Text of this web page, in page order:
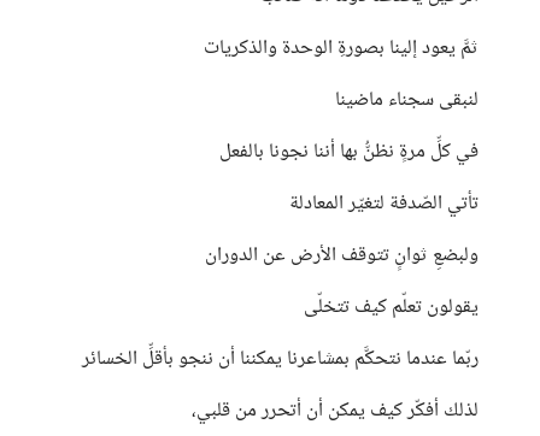
ثمَّ يعود إلينا بصورةِ الوحدة والذكريات
لنبقى سجناء ماضينا
في كلِّ مرةٍ نظنُّ بها أننا نجونا بالفعل
تأتي الصّدفة لتغيّر المعادلة
ولبضعِ ثوانٍ تتوقف الأرض عن الدوران
يقولون تعلّم كيف تتخلّى
ربّما عندما نتحكَّم بمشاعرنا يمكننا أن ننجو بأقلِّ الخسائر
لذلك أفكّر كيف يمكن أن أتحرر من قلبي،